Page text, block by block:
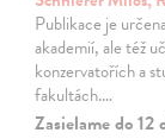
Publikace je
akademií, ale též
konzervatořích a
fakultách.…
Zasielame do 12